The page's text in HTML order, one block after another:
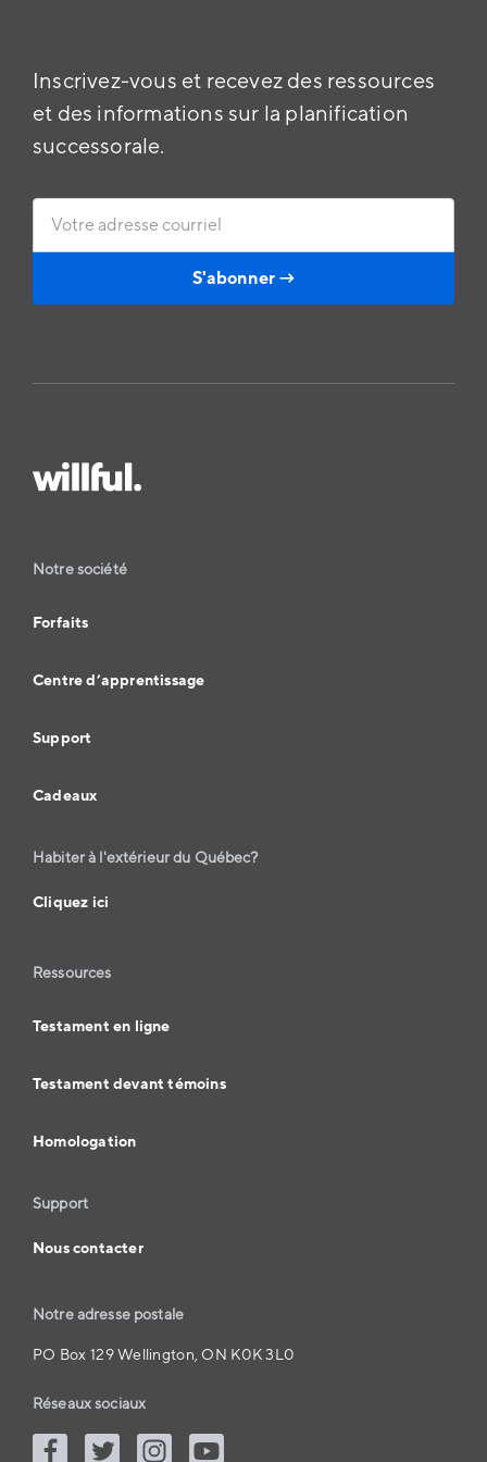
Inscrivez-vous et recevez des ressources
et des informations sur la planification
successorale.
Notre société
Forfaits
Centre d’apprentissage
Support
Cadeaux
Habiter à l'extérieur du Québec?
Cliquez ici
Ressources
Testament en ligne
Testament devant témoins
Homologation
Support
Nous contacter
Notre adresse postale
PO Box 129 Wellington, ON K0K 3L0
Réseaux sociaux